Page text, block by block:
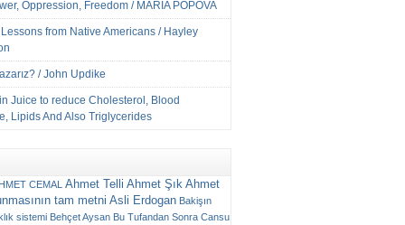
Oppression, Freedom / MARIA POPOVA
from Native Americans / Hayley
/ John Updike
Juice to reduce Cholesterol, Blood
Lipids And Also Triglycerides
CEMAL Ahmet Telli Ahmet Şık Ahmet
tam metni Asli Erdogan Bakişın
sistemi Behçet Aysan Bu Tufandan Sonra Cansu